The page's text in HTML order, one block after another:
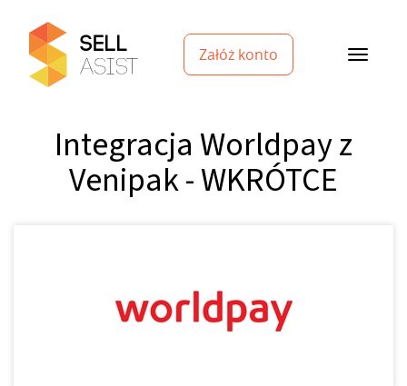
Załóż konto
Integracja Worldpay z
Venipak - WKRÓTCE